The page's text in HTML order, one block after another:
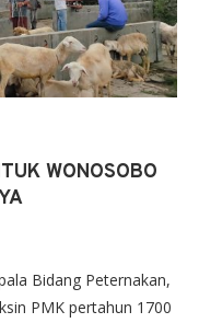
WONOSOBO
Bidang Peternakan,
PMK pertahun 1700